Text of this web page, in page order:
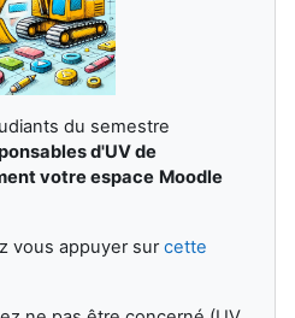
du semestre
d'UV de
votre espace Moodle
vous appuyer surcette